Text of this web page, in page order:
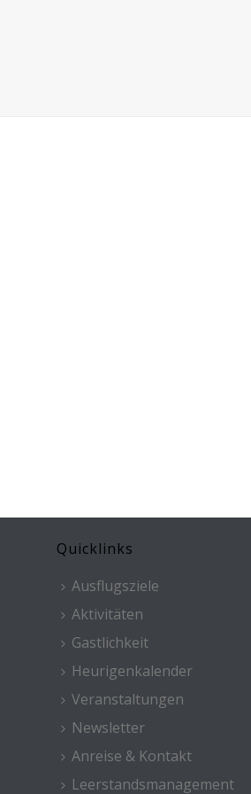
Quicklinks
Ausflugsziele
Aktivitäten
Gastlichkeit
Heurigenkalender
Veranstaltungen
Newsletter
Anreise & Kontakt
Leerstandsmanagement